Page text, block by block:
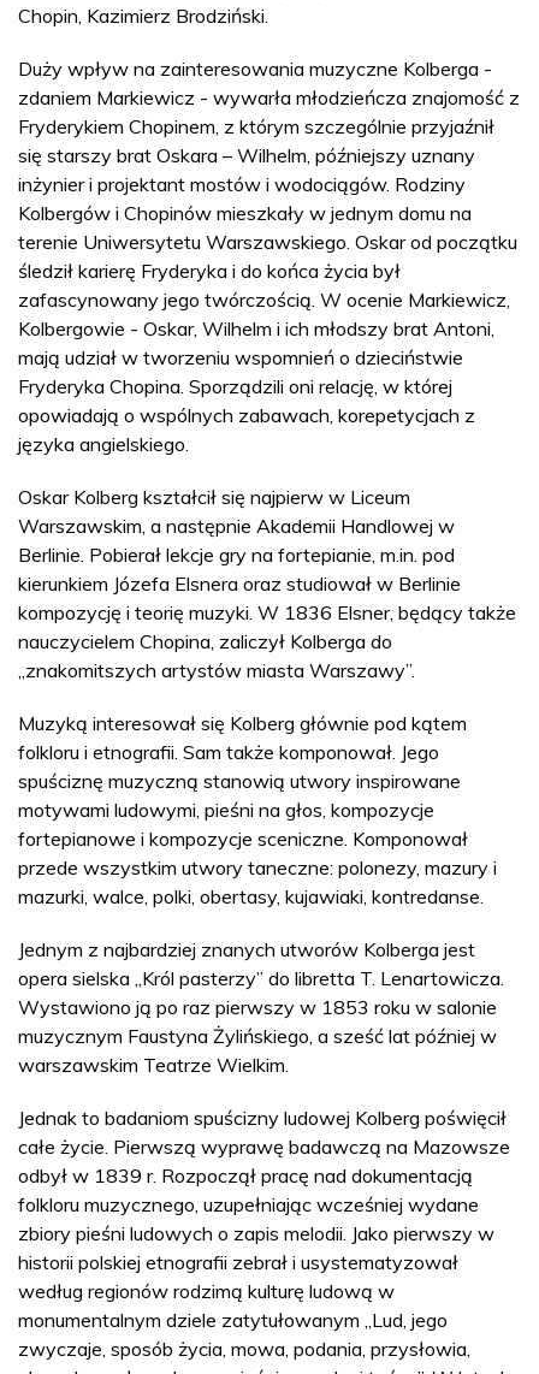
Chopin, Kazimierz Brodziński.
Duży wpływ na zainteresowania muzyczne Kolberga -
zdaniem Markiewicz - wywarła młodzieńcza znajomość z
Fryderykiem Chopinem, z którym szczególnie przyjaźnił
się starszy brat Oskara – Wilhelm, późniejszy uznany
inżynier i projektant mostów i wodociągów. Rodziny
Kolbergów i Chopinów mieszkały w jednym domu na
terenie Uniwersytetu Warszawskiego. Oskar od początku
śledził karierę Fryderyka i do końca życia był
zafascynowany jego twórczością. W ocenie Markiewicz,
Kolbergowie - Oskar, Wilhelm i ich młodszy brat Antoni,
mają udział w tworzeniu wspomnień o dzieciństwie
Fryderyka Chopina. Sporządzili oni relację, w której
opowiadają o wspólnych zabawach, korepetycjach z
języka angielskiego.
Oskar Kolberg kształcił się najpierw w Liceum
Warszawskim, a następnie Akademii Handlowej w
Berlinie. Pobierał lekcje gry na fortepianie, m.in. pod
kierunkiem Józefa Elsnera oraz studiował w Berlinie
kompozycję i teorię muzyki. W 1836 Elsner, będący także
nauczycielem Chopina, zaliczył Kolberga do
„znakomitszych artystów miasta Warszawy”.
Muzyką interesował się Kolberg głównie pod kątem
folkloru i etnografii. Sam także komponował. Jego
spuściznę muzyczną stanowią utwory inspirowane
motywami ludowymi, pieśni na głos, kompozycje
fortepianowe i kompozycje sceniczne. Komponował
przede wszystkim utwory taneczne: polonezy, mazury i
mazurki, walce, polki, obertasy, kujawiaki, kontredanse.
Jednym z najbardziej znanych utworów Kolberga jest
opera sielska „Król pasterzy” do libretta T. Lenartowicza.
Wystawiono ją po raz pierwszy w 1853 roku w salonie
muzycznym Faustyna Żylińskiego, a sześć lat później w
warszawskim Teatrze Wielkim.
Jednak to badaniom spuścizny ludowej Kolberg poświęcił
całe życie. Pierwszą wyprawę badawczą na Mazowsze
odbył w 1839 r. Rozpoczął pracę nad dokumentacją
folkloru muzycznego, uzupełniając wcześniej wydane
zbiory pieśni ludowych o zapis melodii. Jako pierwszy w
historii polskiej etnografii zebrał i usystematyzował
według regionów rodzimą kulturę ludową w
monumentalnym dziele zatytułowanym „Lud, jego
zwyczaje, sposób życia, mowa, podania, przysłowia,